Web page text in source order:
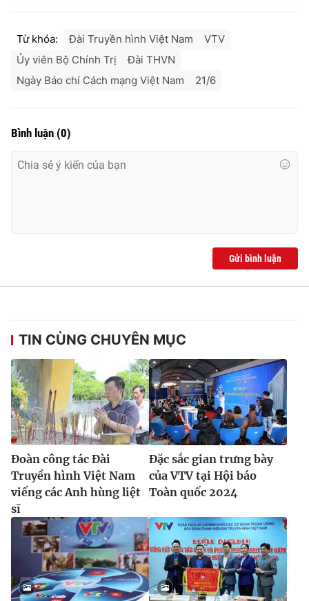
Từ khóa: Đài Truyền hình Việt Nam
VTV
Ủy viên Bộ Chính Trị
Đài THVN
Ngày Báo chí Cách mạng Việt Nam
21/6
Bình luận (0)
Gửi bình luận
TIN CÙNG CHUYÊN MỤC
Đoàn công tác Đài
Truyền hình Việt Nam
viếng các Anh hùng liệt
sĩ
Đặc sắc gian trưng bày
của VTV tại Hội báo
Toàn quốc 2024